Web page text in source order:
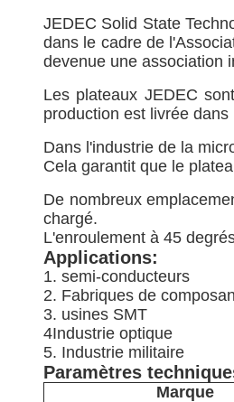
JEDEC Solid State
dans le cadre de
devenue une association
Les plateaux JEDEC
production est livrée
Dans l'industrie de la
Cela garantit que le
De nombreux
chargé.
L'enroulement à 45
Applications:
1. semi-conducteurs
2. Fabriques de
3. usines SMT
4Industrie optique
5. Industrie militaire
Paramètres
Marque